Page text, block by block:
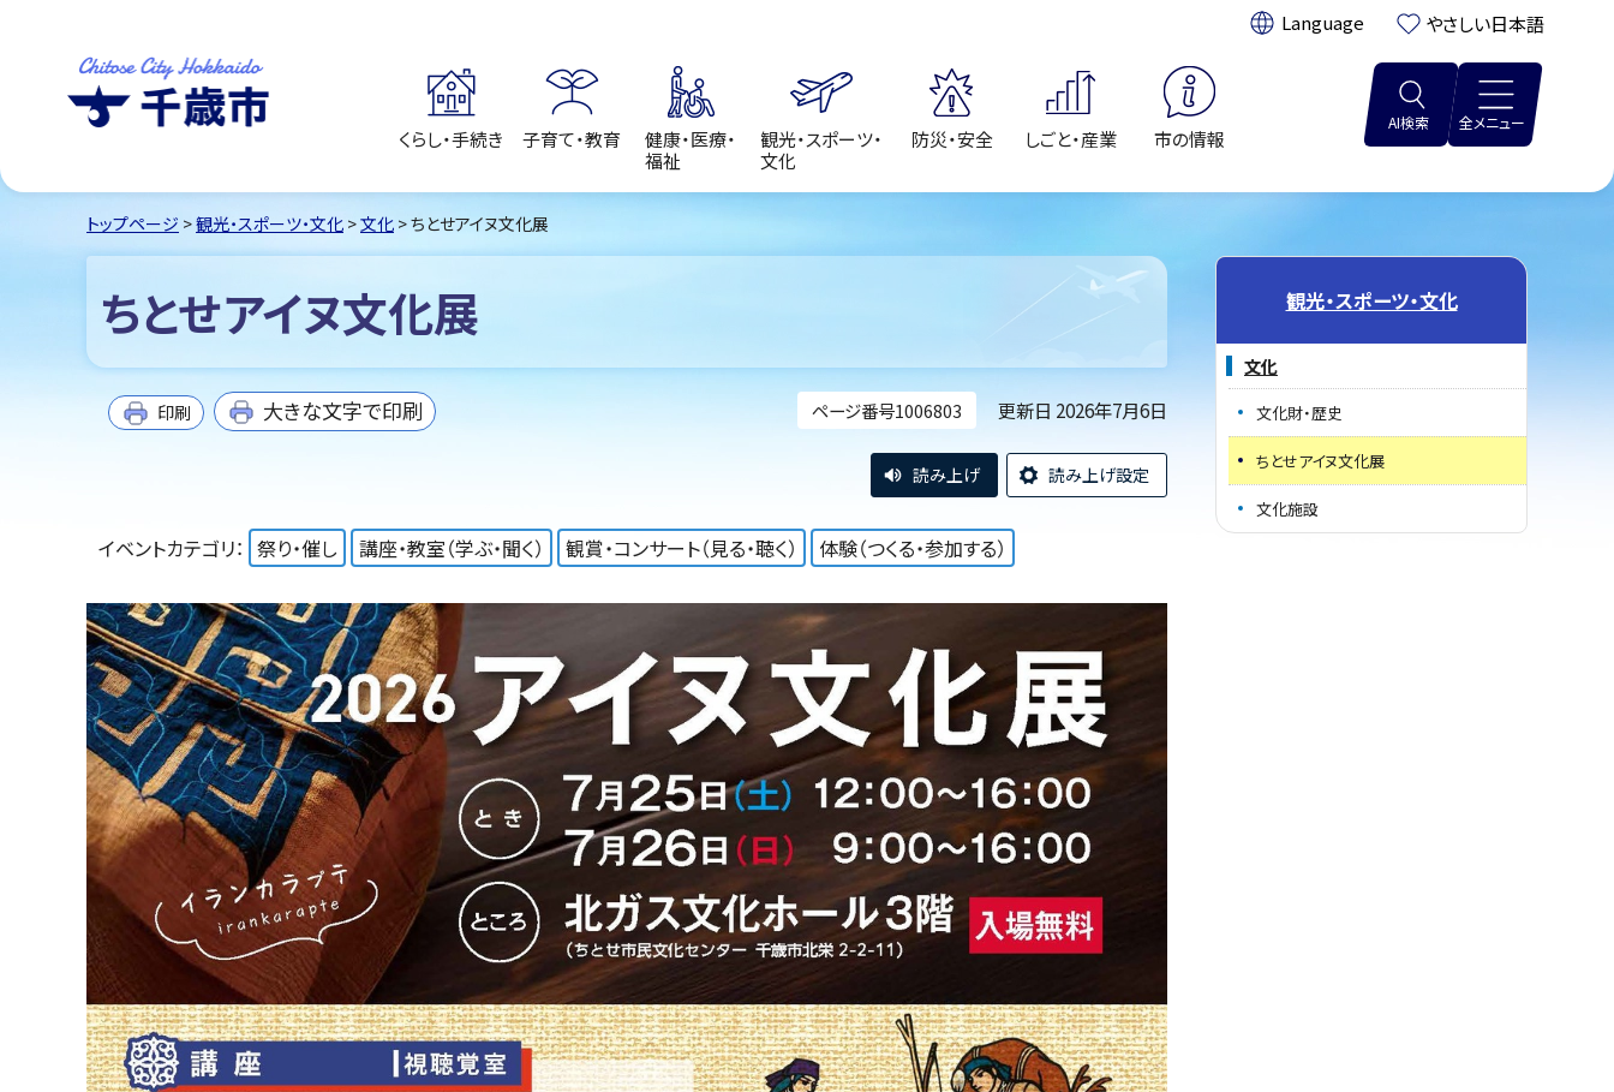
翻訳: やさしい日本語
くらし・手続き 子育て・教育
健康・医療・
福祉
観光・スポーツ・
文化
防災・安全 しごと・産業 市の情報
AI検索 全メニュー
トップページ >観光・スポーツ・文化 >文化 > ちとせアイヌ文化展
ちとせアイヌ文化展
ページ番号1006803 更新日 2026年7月6日
印刷 大きな文字で印刷
読み上げ 読み上げ設定
イベントカテゴリ： 祭り・催し 講座・教室（学ぶ・聞く） 観賞・コンサート（見る・聴く） 体験（つくる・参加する）
観光・スポーツ・文化
文化
文化財・歴史
ちとせアイヌ文化展
文化施設